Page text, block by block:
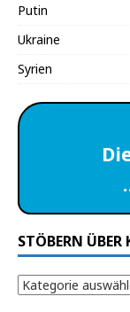
Putin
Ukraine
Syrien
STÖBERN ÜBER